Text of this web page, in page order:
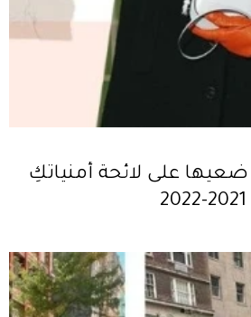
6 حقائب It Bags ضعيها على لائحة أمنياتكِ